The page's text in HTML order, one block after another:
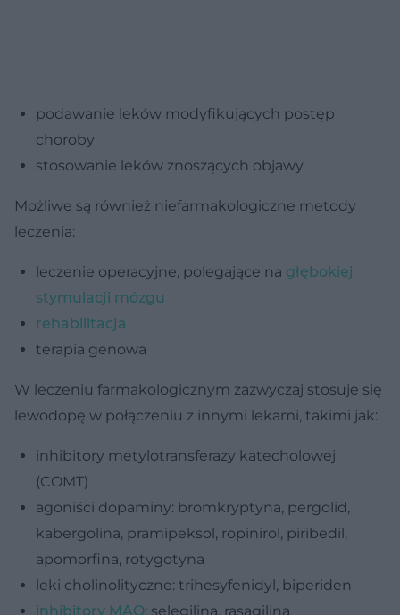
podawanie leków modyfikujących postęp
choroby
stosowanie leków znoszących objawy
Możliwe są również niefarmakologiczne metody
leczenia:
leczenie operacyjne, polegające na głębokiej
stymulacji mózgu
rehabilitacja
terapia genowa
W leczeniu farmakologicznym zazwyczaj stosuje się
lewodopę w połączeniu z innymi lekami, takimi jak:
inhibitory metylotransferazy katecholowej
(COMT)
agoniści dopaminy: bromkryptyna, pergolid,
kabergolina, pramipeksol, ropinirol, piribedil,
apomorfina, rotygotyna
leki cholinolityczne: trihesyfenidyl, biperiden
inhibitory MAO: selegilina, rasagilina